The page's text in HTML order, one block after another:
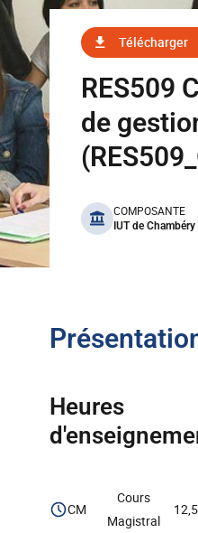
Télécharger
RES509
de
benefits
COMPOSANTE
IUT de Chambéry
Heures
CM
Cours
Magistral